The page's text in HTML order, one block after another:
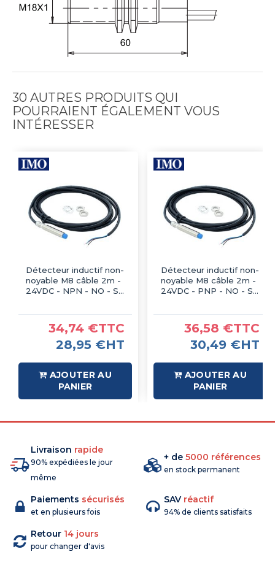
30 AUTRES PRODUITS QUI
POURRAIENT ÉGALEMENT VOUS
INTÉRESSER
Détecteur inductif non-
noyable M8 câble 2m -
24VDC - NPN - NO - Sn
34,74 €TTC
28,95 €HT
AJOUTER AU
PANIER
Détecteur inductif non-
noyable M8 câble 2m -
24VDC - PNP - NO - Sn
36,58 €TTC
30,49 €HT
AJOUTER AU
PANIER
Livraison rapide
90% expédiées le jour
même
+ de 5000 références
en stock permanent
Paiements sécurisés
et en plusieurs fois
SAV réactif
94% de clients satisfaits
Retour 14 jours
pour changer d'avis